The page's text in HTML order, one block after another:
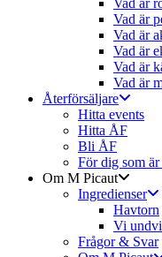
Vad är
Vad är
Vad är
Vad är
Vad är
Vad är
Återförsäljare
Hitta events
Hitta ÅF
Bli ÅF
För dig som
Om M Picaut
Ingredienser
Havtorn
Vi
Frågor & Svar